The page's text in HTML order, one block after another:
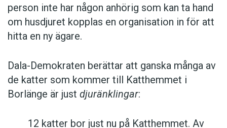
person inte har någon anhörig som kan ta hand
om husdjuret kopplas en organisation in för att
hitta en ny ägare.
Dala-Demokraten berättar att ganska många av
de katter som kommer till Katthemmet i
Borlänge är just djuränklingar:
12 katter bor just nu på Katthemmet. Av